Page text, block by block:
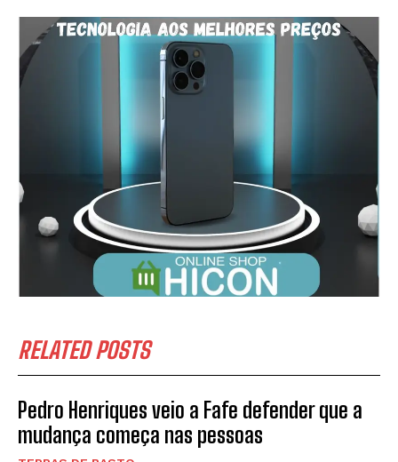
SUBSCREVER
RELATED POSTS
Pedro Henriques veio a Fafe defender que a
mudança começa nas pessoas